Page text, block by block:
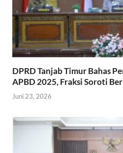
DPRD Tanjab Timur Bahas
APBD 2025, Fraksi Soroti
Juni 23, 2026